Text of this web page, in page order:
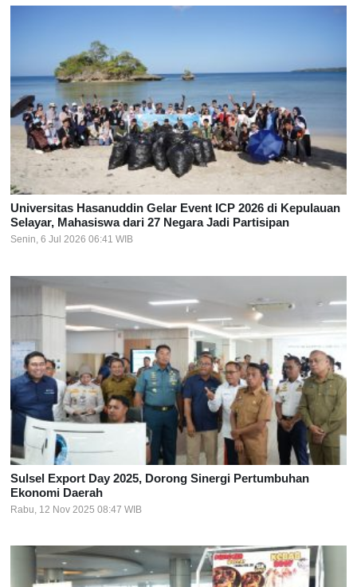
Universitas Hasanuddin Gelar Event ICP 2026 di Kepulauan
Selayar, Mahasiswa dari 27 Negara Jadi Partisipan
Senin, 6 Jul 2026 06:41 WIB
Sulsel Export Day 2025, Dorong Sinergi Pertumbuhan
Ekonomi Daerah
Rabu, 12 Nov 2025 08:47 WIB